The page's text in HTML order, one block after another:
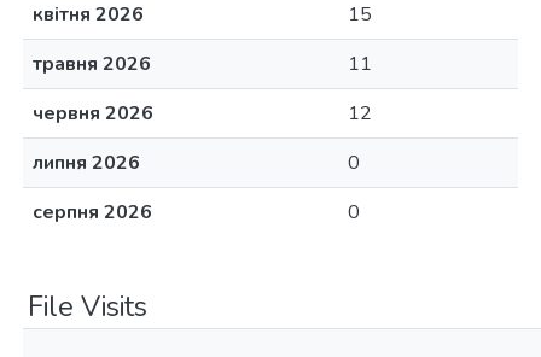
квітня 2026
15
травня 2026
11
червня 2026
12
липня 2026
0
серпня 2026
0
File Visits